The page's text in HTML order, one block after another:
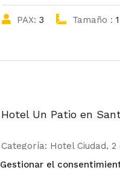
Gestionar el
PAX: 3 Tamaño :
Hotel Un Patio en
Categoría: Hotel Ciudad,
RTA: H/SE/0182